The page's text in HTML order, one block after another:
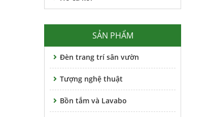
SẢN PHẨM
Đèn trang trí sân vườn
Tượng nghệ thuật
Bồn tắm và Lavabo